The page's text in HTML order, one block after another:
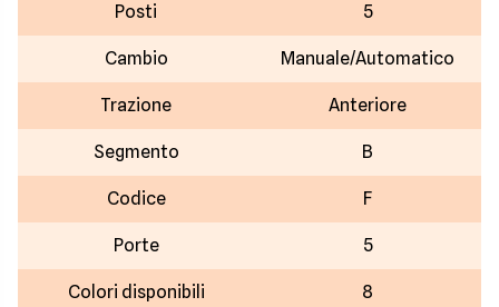
Posti 5
Cambio Manuale/Automatico
Trazione Anteriore
Segmento B
Codice F
Porte 5
Colori disponibili 8